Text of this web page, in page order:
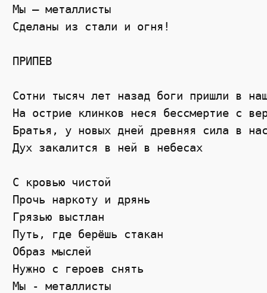
Мы – металлисты
Сделаны из стали и огня!
ПРИПЕВ
Сотни тысяч лет назад боги пришли в
На острие клинков неся бессмертие с
Братья, у новых дней древняя сила в
Дух закалится в ней в небесах
С кровью чистой
Прочь наркоту и дрянь
Грязью выстлан
Путь, где берёшь стакан
Образ мыслей
Нужно с героев снять
Мы - металлисты